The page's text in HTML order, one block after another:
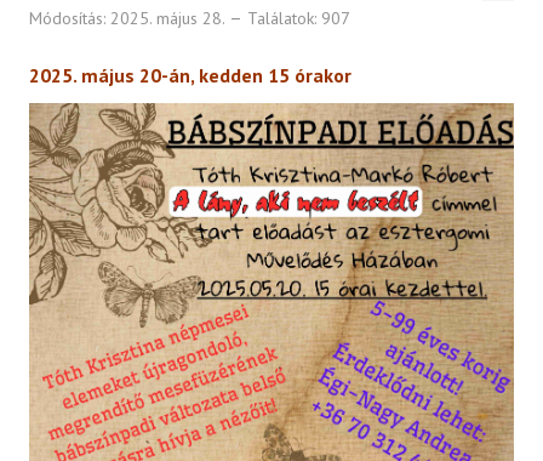
Zene
Kiállítás
Tanfolyam
Ismeretterjesztés
Táncos produkció
Vetítés
Egyéb programok
TEREMBÉRLÉS
Módosítás: 2025. május 28.
Találatok: 907
2025. május 20-án, kedden 15 órakor